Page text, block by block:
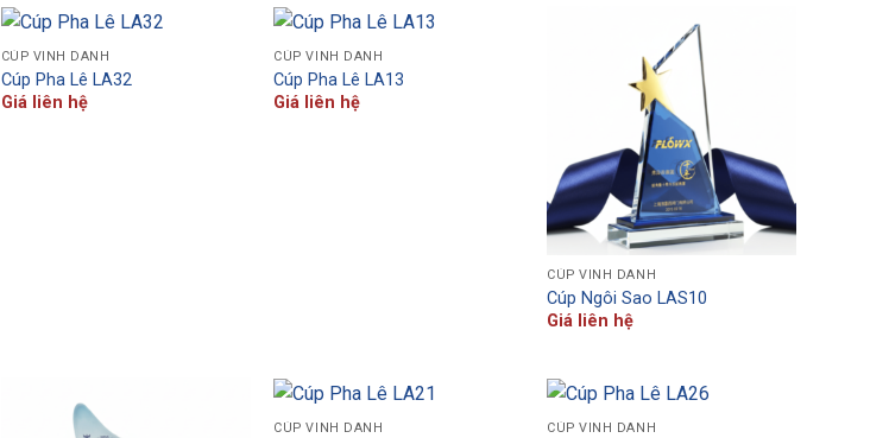
CÚP VINH DANH
Cúp Pha Lê LA32
Giá liên hệ
CÚP VINH DANH
Cúp Pha Lê LA13
Giá liên hệ
CÚP VINH DANH
Cúp Ngôi Sao LAS10
Giá liên hệ
CÚP VINH DANH CÚP VINH DANH